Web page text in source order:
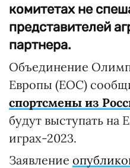
комитетах не
представителей
партнера.
Объединение
Европы (EOC)
спортсмены из
будут выступать на
играх-2023.
Заявление